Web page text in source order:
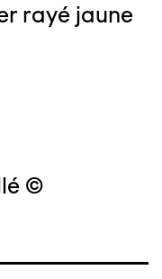
rayé jaune
©